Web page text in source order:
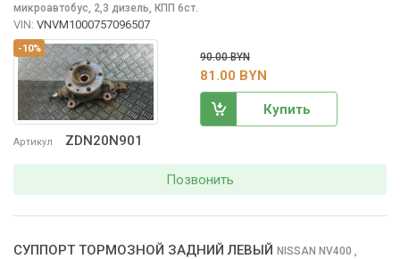
-10%
Артикул ZDN20N901
микроавтобус, 2,3 дизель, КПП 6ст.
VIN: VNVM1000757096507
90.00 BYN
81.00 BYN
Купить
Позвонить
СУППОРТ ТОРМОЗНОЙ ЗАДНИЙ ЛЕВЫЙ NISSAN NV400 ,